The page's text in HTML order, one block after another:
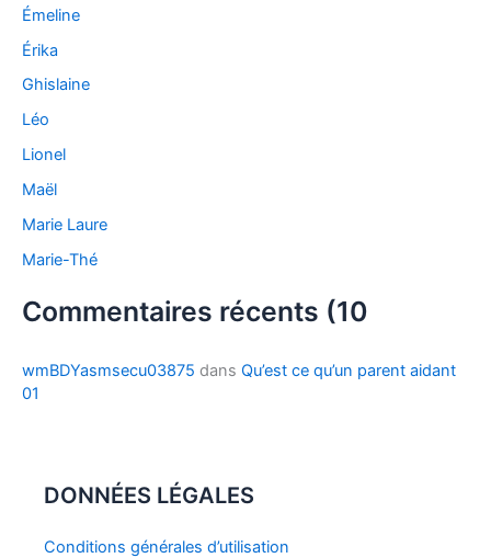
Émeline
Érika
Ghislaine
Léo
Lionel
Maël
Marie Laure
Marie-Thé
Commentaires récents (10
wmBDYasmsecu03875 dans Qu’est ce qu’un parent aidant
01
DONNÉES LÉGALES
Conditions générales d’utilisation